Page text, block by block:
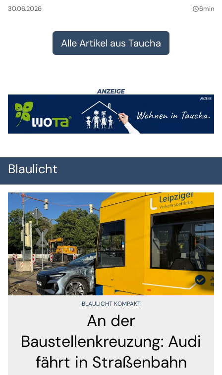
30.06.2026 query_builder6min
Alle Artikel aus Taucha
Blaulicht
BLAULICHT KOMPAKT
An der
Baustellenkreuzung: Audi
fährt in Straßenbahn